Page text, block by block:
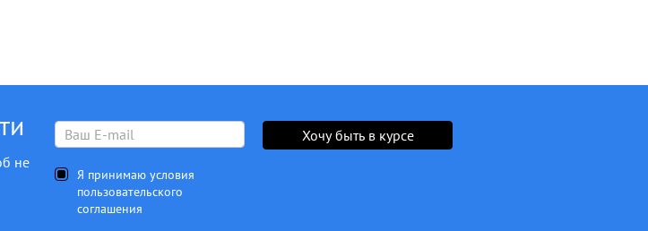
не
Я принимаю условия
пользовательского
соглашения
Хочу быть в курсе